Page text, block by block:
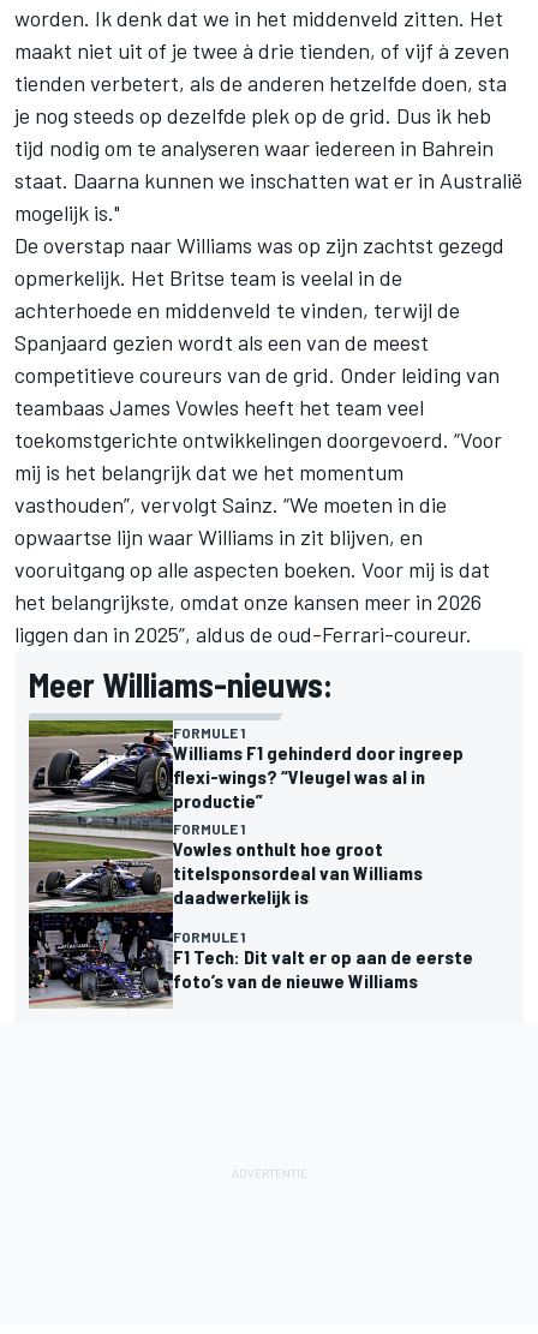
worden. Ik denk dat we in het middenveld zitten. Het
maakt niet uit of je twee à drie tienden, of vijf à zeven
tienden verbetert, als de anderen hetzelfde doen, sta
je nog steeds op dezelfde plek op de grid. Dus ik heb
tijd nodig om te analyseren waar iedereen in Bahrein
staat. Daarna kunnen we inschatten wat er in Australië
mogelijk is."
De overstap naar Williams was op zijn zachtst gezegd
opmerkelijk. Het Britse team is veelal in de
achterhoede en middenveld te vinden, terwijl de
Spanjaard gezien wordt als een van de meest
competitieve coureurs van de grid. Onder leiding van
teambaas James Vowles heeft het team veel
toekomstgerichte ontwikkelingen doorgevoerd. “Voor
mij is het belangrijk dat we het momentum
vasthouden”, vervolgt Sainz. “We moeten in die
opwaartse lijn waar Williams in zit blijven, en
vooruitgang op alle aspecten boeken. Voor mij is dat
het belangrijkste, omdat onze kansen meer in 2026
liggen dan in 2025”, aldus de oud-Ferrari-coureur.
Meer Williams-nieuws:
FORMULE 1
Williams F1 gehinderd door ingreep
flexi-wings? “Vleugel was al in
productie”
FORMULE 1
Vowles onthult hoe groot
titelsponsordeal van Williams
daadwerkelijk is
FORMULE 1
F1 Tech: Dit valt er op aan de eerste
foto’s van de nieuwe Williams